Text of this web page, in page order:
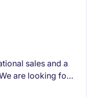
sales and a
are looking for